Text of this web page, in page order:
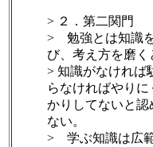
> ２．第二関門
> 勉強とは知識
び、考え方を磨く
> 知識がなければ
らなければやり
かりしてないと認
ない。
> 学ぶ知識は広